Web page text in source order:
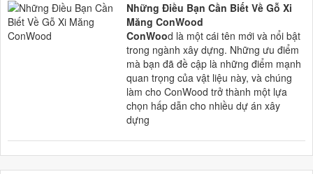
Những Điều Bạn Cần Biết Về Gỗ Xi
Măng ConWood
ConWood là một cái tên mới và nổi bật
trong ngành xây dựng. Những ưu điểm
mà bạn đã đề cập là những điểm mạnh
quan trọng của vật liệu này, và chúng
làm cho ConWood trở thành một lựa
chọn hấp dẫn cho nhiều dự án xây
dựng